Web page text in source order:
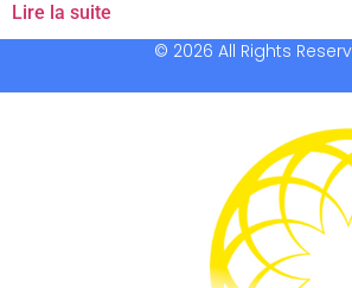
Lire la suite
© 2026 All Rights